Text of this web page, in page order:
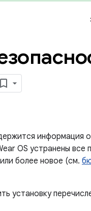
информация
OS устранены
более новое (см.
установку